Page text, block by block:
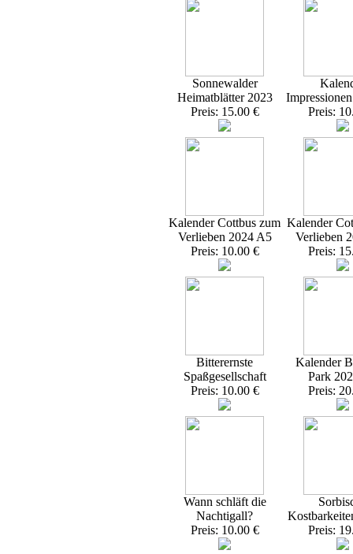
Sonnewalder
Heimatblätter 2023
Preis: 15.00 €
Preis:
Kalender Cottbus zum
Verlieben 2024 A5
Preis: 10.00 €
Kalender
Verlieben
Preis:
Bitterernste
Spaßgesellschaft
Preis: 10.00 €
Kalender
Park
Preis:
Wann schläft die
Nachtigall?
Preis: 10.00 €
Preis: